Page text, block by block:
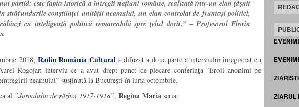
partid; este fapta istorică a întregii națiuni române, realizată într-un elan țâșnit
străfundurile conștiinței unității neamului, un elan controlat de fruntași politici,
cu inteligență politică remarcabilă spre țelul dorit.” – Profesorul Florin
2018, Radio România Cultural a difuzat a doua parte a interviului înregistrat cu
Rogojan interviu ce a avut drept punct de plecare conferința ”Eroii anonimi pe
neamului” susținută la București în luna octombrie.
al ”Jurnalului de război 1917-1918”, Regina Maria scria:
ZIARUL